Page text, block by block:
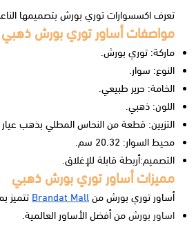
تعرفاكسسوارات توري بورش بتصميمها
مواصفات أساور توري بورش ذهبي
ماركة: توري بورش.
النوع: سوار.
الخامة: حرير طبيعي.
اللون: ذهبي.
التزيين: قطعة من النحاس المطلي بذهب عيار 18 أو فضة.
محيط السوار: 20.32 سم.
التصميم:أربطة قابلة للإغلاق.
مميزات أساور توري بورش ذهبي
أساور توري بورش منBrandat Mall تتميز
اساور بورشمن أفضل الأساور العالمية.